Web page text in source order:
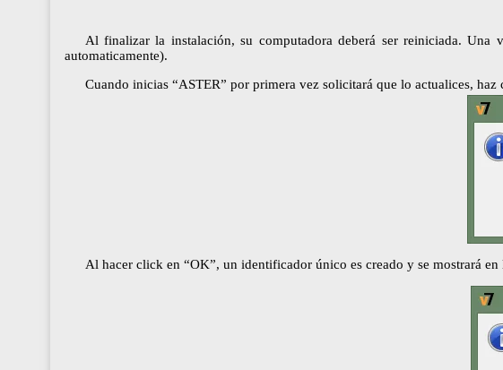
Al finalizar la instalación, su computadora deberá ser reiniciada.
automaticamente).
Cuando inicias “ASTER” por primera vez solicitará que lo actualices,
Al hacer click en “OK”, un identificador único es creado y se mostrará